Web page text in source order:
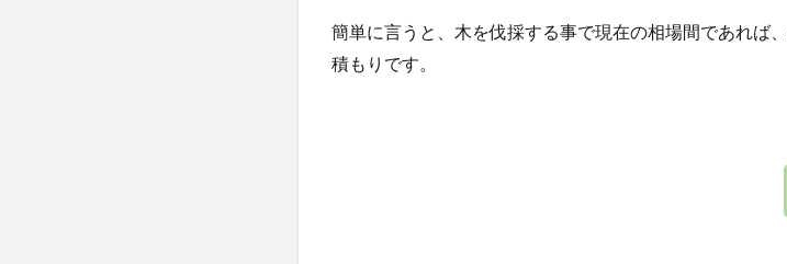
簡単に言うと、木を伐採する事で現在の相場間であれば、
積もりです。